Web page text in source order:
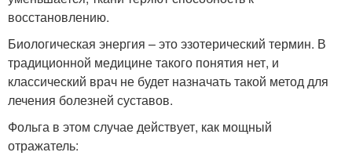
восстановлению.
Биологическая энергия – это эзотерический термин. В
традиционной медицине такого понятия нет, и
классический врач не будет назначать такой метод для
лечения болезней суставов.
Фольга в этом случае действует, как мощный
отражатель: